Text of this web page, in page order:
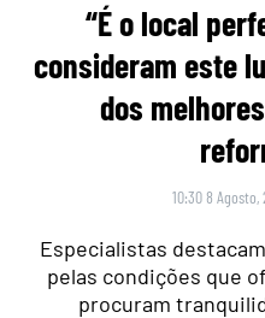
“É o local
consideram este
dos
10:30 8 Agosto,
Especialistas
pelas condições que
procuram